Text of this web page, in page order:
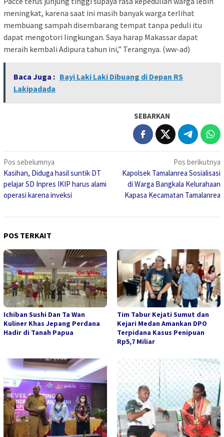
meningkat, karena saat ini masih banyak warga terlihat
membuang sampah disembarang tempat tanpa peduli itu
dapat mengotori lingkungan. Saya harap Makassar dapat
meraih kembali Adipura tahun ini,” Terangnya. (ww-ad)
Baca Juga : Bayi Laki Laki Dibuang di Depan RS
Lakipadada
SEBARKAN
Navigasi
pos
Pos sebelumnya
Kasihan, Diduga hasil suntik DT
pelajar SD Inpres IKIP harus alami
operasi karena inveksi
Pos berikutnya
Kapolsek Tamalanrea Sosialisasi
di Warga Bangkala Kelurahaan
Kapasa Kecamatan Tamalanrea
POS TERKAIT
Ichiban Sushi Dan Ta Wan
Kuliner Khas Jepang Perdana
Hadir di Tanah Papua
Tim Tabur Kejati Sumut dan
Kejari Medan Amankan DPO
Terpidana Kasus Penipuan
Rp5,7 Miliar